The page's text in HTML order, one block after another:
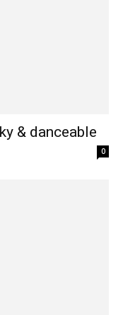
& danceable
0